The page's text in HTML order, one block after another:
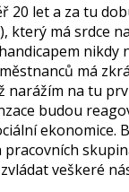
20 let a za tu
který má srdce
má
narážím na tu
budou
veškeré